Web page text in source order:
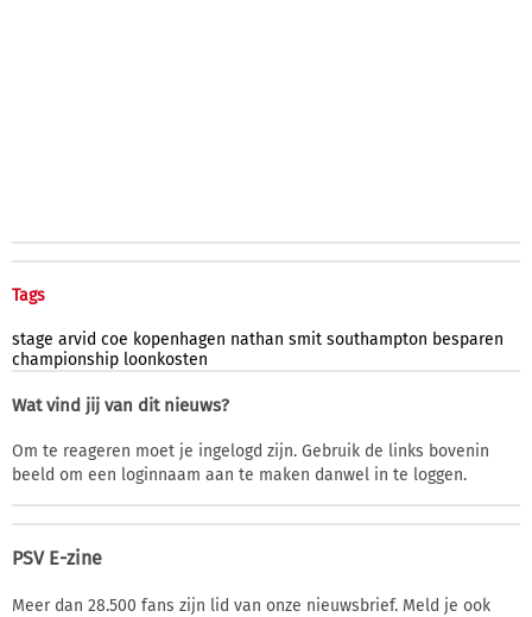
Tags
stage arvid coe kopenhagen nathan smit southampton besparen
championship loonkosten
Wat vind jij van dit nieuws?
Om te reageren moet je ingelogd zijn. Gebruik de links bovenin
beeld om een loginnaam aan te maken danwel in te loggen.
PSV E-zine
Meer dan 28.500 fans zijn lid van onze nieuwsbrief. Meld je ook